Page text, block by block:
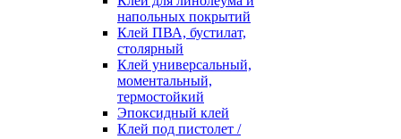
напольных покрытий
Клей ПВА, бустилат,
столярный
Клей универсальный,
моментальный,
термостойкий
Эпоксидный клей
Клей под пистолет /